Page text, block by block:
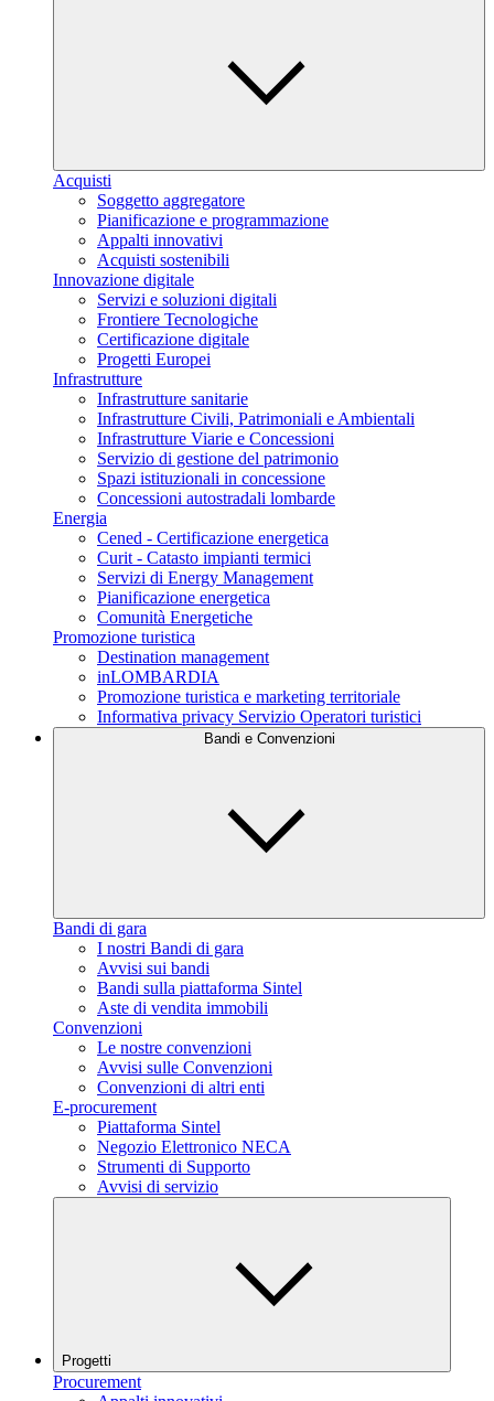
Acquisti
Soggetto aggregatore
Pianificazione e programmazione
Appalti innovativi
Acquisti sostenibili
Innovazione digitale
Servizi e soluzioni digitali
Frontiere Tecnologiche
Certificazione digitale
Progetti Europei
Infrastrutture
Infrastrutture sanitarie
Infrastrutture Civili, Patrimoniali e Ambientali
Infrastrutture Viarie e Concessioni
Servizio di gestione del patrimonio
Spazi istituzionali in concessione
Concessioni autostradali lombarde
Energia
Cened - Certificazione energetica
Curit - Catasto impianti termici
Servizi di Energy Management
Pianificazione energetica
Comunità Energetiche
Promozione turistica
Destination management
inLOMBARDIA
Promozione turistica e marketing territoriale
Informativa privacy Servizio Operatori turistici
Bandi e Convenzioni
Bandi di gara
I nostri Bandi di gara
Avvisi sui bandi
Bandi sulla piattaforma Sintel
Aste di vendita immobili
Convenzioni
Le nostre convenzioni
Avvisi sulle Convenzioni
Convenzioni di altri enti
E-procurement
Piattaforma Sintel
Negozio Elettronico NECA
Strumenti di Supporto
Avvisi di servizio
Progetti
Procurement